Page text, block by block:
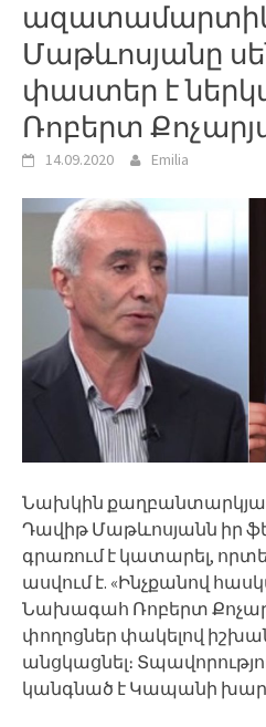
Մաթևոսյանը
փաստեր է
Ռոբերտ
14.09.2020 Emilia
Նախկին
Դավիթ Մաթևոսյանն իր
գրառում է կատարել,
ասվում է. «Ինչքանով
Նախագահ Ռոբերտ
փողոցներ փակելով
անցկացնել։
կանգնած է Կապանի խար